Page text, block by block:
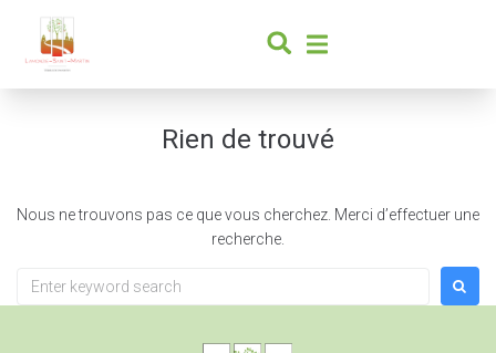
principal
Rien de trouvé
Nous ne trouvons pas ce que vous cherchez. Merci d’effectuer une
recherche.